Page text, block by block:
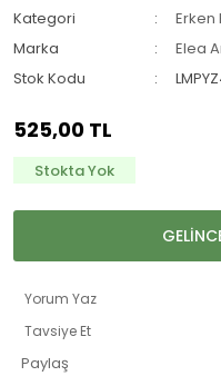
Kategori
Erken
Marka
Elea
Stok Kodu
525,00 TL
Stokta Yok
Yorum Yaz
Tavsiye Et
Paylaş